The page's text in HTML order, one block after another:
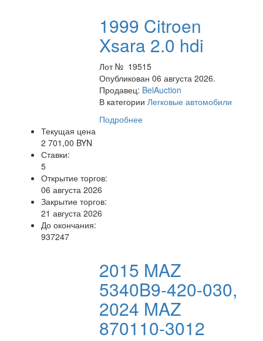
1999 Citroen
Xsara 2.0 hdi
Лот № 19515
Опубликован 06 августа 2026.
Продавец: BelAuction
В категорииЛегковые автомобили
Подробнее
Текущая цена
2 701,00 BYN
Ставки:
5
Открытие торгов:
06 августа 2026
Закрытие торгов:
21 августа 2026
До окончания:
937247
2015 MAZ
5340B9-420-030,
2024 MAZ
870110-3012